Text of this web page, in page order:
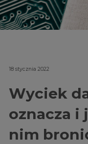
18 stycznia 2022
Wyciek
oznacza i
nim